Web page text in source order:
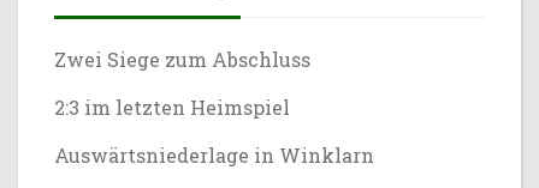
Zwei Siege zum Abschluss
2:3 im letzten Heimspiel
Auswärtsniederlage in Winklarn